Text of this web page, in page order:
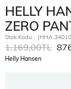
HELLY
ZERO
Stok Kodu
1.169,00TL
Helly Hansen